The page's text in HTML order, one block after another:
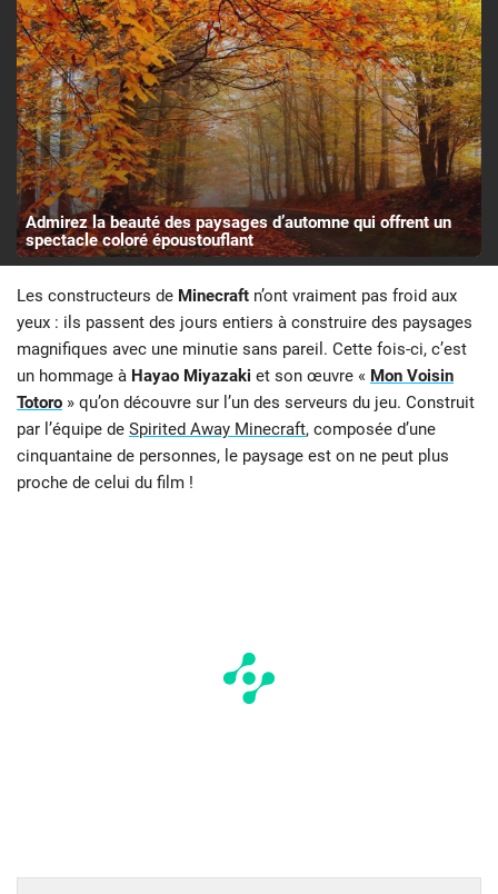
Admirez la beauté des paysages d’automne qui offrent un
spectacle coloré époustouflant
Les constructeurs de Minecraft n’ont vraiment pas froid aux
yeux : ils passent des jours entiers à construire des paysages
magnifiques avec une minutie sans pareil. Cette fois-ci, c’est
un hommage à Hayao Miyazaki et son œuvre « Mon Voisin
Totoro » qu’on découvre sur l’un des serveurs du jeu. Construit
par l’équipe de Spirited Away Minecraft, composée d’une
cinquantaine de personnes, le paysage est on ne peut plus
proche de celui du film !